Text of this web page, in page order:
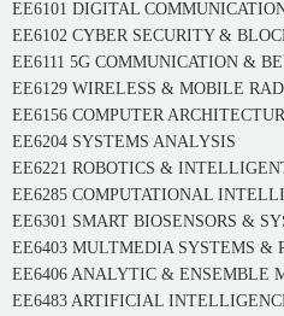
EE6101 DIGITAL
EE6102 CYBER SECURITY &
EE6111 5G COMMUNICATION &
EE6129 WIRELESS & MOBILE
EE6156 COMPUTER
EE6204 SYSTEMS ANALYSIS
EE6221 ROBOTICS &
EE6285 COMPUTATIONAL
EE6301 SMART BIOSENSORS &
EE6403 MULTMEDIA SYSTEMS &
EE6406 ANALYTIC & ENSEMBLE
EE6483 ARTIFICIAL